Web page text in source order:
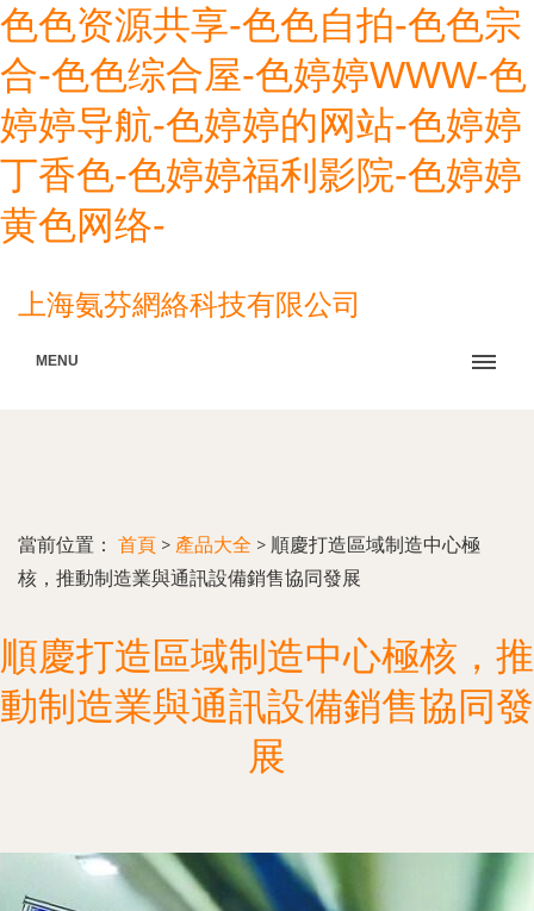
色色资源共享-色色自拍-色色宗
合-色色综合屋-色婷婷WWW-色
婷婷导航-色婷婷的网站-色婷婷
丁香色-色婷婷福利影院-色婷婷
黄色网络-
上海氨芬網絡科技有限公司
MENU
當前位置： 首頁 > 產品大全 > 順慶打造區域制造中心極
核，推動制造業與通訊設備銷售協同發展
順慶打造區域制造中心極核，推
動制造業與通訊設備銷售協同發
展